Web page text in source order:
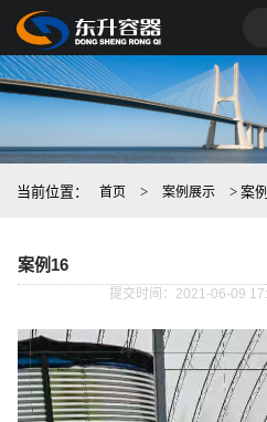
当前位置： 首页 > 案例展示 > 案
案例16
提交时间：2021-06-09